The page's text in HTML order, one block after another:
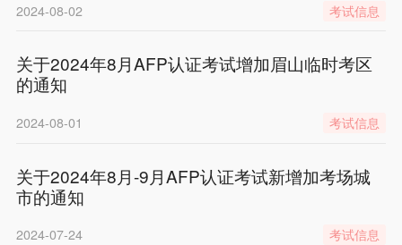
2024-08-02 考试信息
关于2024年8月AFP认证考试增加眉山临时考区
的通知
2024-08-01 考试信息
关于2024年8月-9月AFP认证考试新增加考场城
市的通知
2024-07-24 考试信息